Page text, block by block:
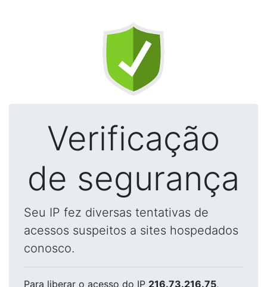
Verificação
de segurança
Seu IP fez diversas tentativas de
acessos suspeitos a sites hospedados
conosco.
Para liberar o acesso do IP 216.73.216.75,